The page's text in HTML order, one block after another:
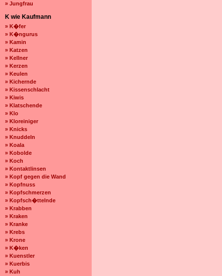
» Jungfrau
K wie Kaufmann
» K�fer
» K�ngurus
» Kamin
» Katzen
» Kellner
» Kerzen
» Keulen
» Kichernde
» Kissenschlacht
» Kiwis
» Klatschende
» Klo
» Kloreiniger
» Knicks
» Knuddeln
» Koala
» Kobolde
» Koch
» Kontaktlinsen
» Kopf gegen die Wand
» Kopfnuss
» Kopfschmerzen
» Kopfsch�ttelnde
» Krabben
» Kraken
» Kranke
» Krebs
» Krone
» K�ken
» Kuenstler
» Kuerbis
» Kuh